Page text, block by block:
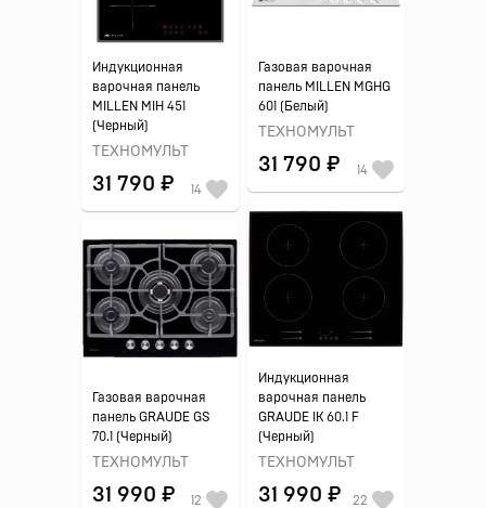
Индукционная
варочная панель
MILLEN MIH 451
(Черный)
ТЕХНОМУЛЬТ
31 790 ₽ 14
Газовая варочная
панель MILLEN MGHG
601 (Белый)
ТЕХНОМУЛЬТ
31 790 ₽ 14
Индукционная
варочная панель
GRAUDE IK 60.1 F
(Черный)
ТЕХНОМУЛЬТ
31 990 ₽ 22
Газовая варочная
панель GRAUDE GS
70.1 (Черный)
ТЕХНОМУЛЬТ
31 990 ₽ 12